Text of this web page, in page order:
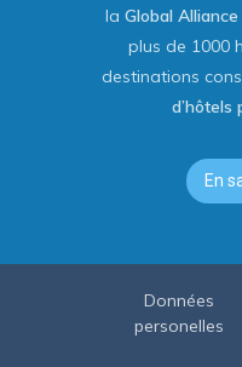
la Global
plus de 1000
destinations
d’hôtels
En
Données
personelles